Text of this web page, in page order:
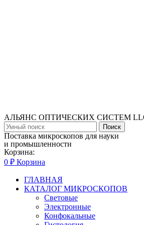
АЛЬЯНС ОПТИЧЕСКИХ СИСТЕМ LLC
Поиск
Поставка микроскопов для науки
и промышленности
Корзина:
0 ₽ Корзина
ГЛАВНАЯ
КАТАЛОГ МИКРОСКОПОВ
Световые
Электронные
Конфокальные